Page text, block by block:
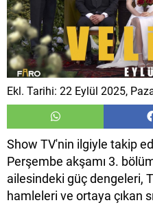
Ekl. Tarihi: 22 Eylül 2025,
Show TV'nin ilgiyle takip
Perşembe akşamı 3.
ailesindeki güç dengeleri,
hamleleri ve ortaya çıkan